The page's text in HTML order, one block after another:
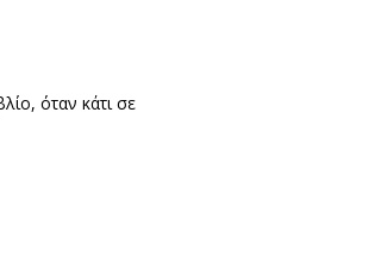
όταν κάτι σε